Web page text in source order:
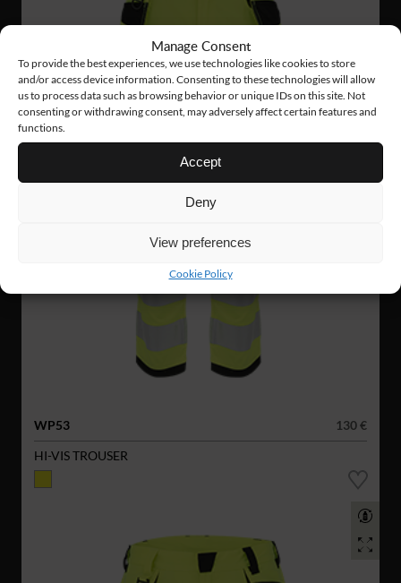
Manage Consent
To provide the best experiences, we use technologies like cookies to store
and/or access device information. Consenting to these technologies will allow
us to process data such as browsing behavior or unique IDs on this site. Not
consenting or withdrawing consent, may adversely affect certain features and
functions.
Accept
Deny
View preferences
Cookie Policy
WP53
130 €
HI-VIS TROUSER